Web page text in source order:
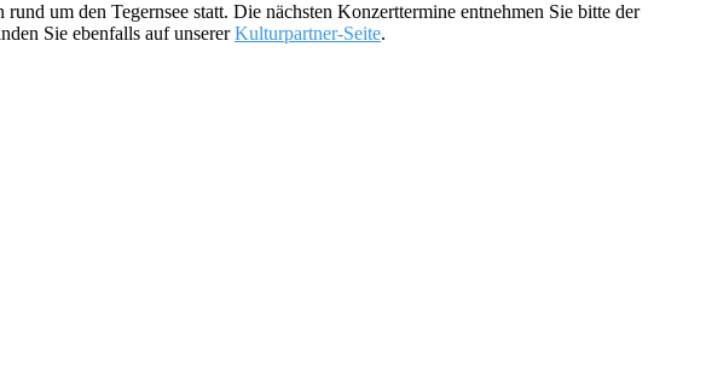
um den Tegernsee statt. Die nächsten Konzerttermine entnehmen Sie bitte der
Sie ebenfalls auf unsererKulturpartner-Seite.